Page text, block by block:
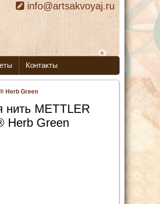
info@artsakvoyaj.ru
Контакты
Herb Green
нить METTLER
Herb Green